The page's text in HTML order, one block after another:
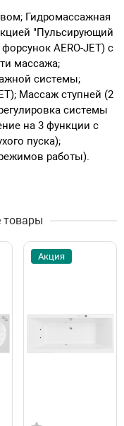
Гидромассажная
"Пульсирующий
AERO-JET) с
массажа;
системы;
Массаж ступней (2
системы
на 3 функции с
пуска);
работы).
товары
Акция